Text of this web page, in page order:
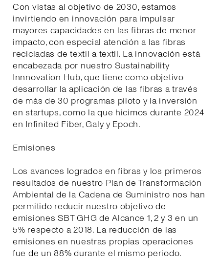
Con vistas al objetivo de 2030, estamos
invirtiendo en innovación para impulsar
mayores capacidades en las fibras de menor
impacto, con especial atención a las fibras
recicladas de textil a textil. La innovación está
encabezada por nuestro Sustainability
Innnovation Hub, que tiene como objetivo
desarrollar la aplicación de las fibras a través
de más de 30 programas piloto y la inversión
en startups, como la que hicimos durante 2024
en Infinited Fiber, Galy y Epoch.
Emisiones
Los avances logrados en fibras y los primeros
resultados de nuestro Plan de Transformación
Ambiental de la Cadena de Suministro nos han
permitido reducir nuestro objetivo de
emisiones SBT GHG de Alcance 1, 2 y 3 en un
5% respecto a 2018. La reducción de las
emisiones en nuestras propias operaciones
fue de un 88% durante el mismo periodo.